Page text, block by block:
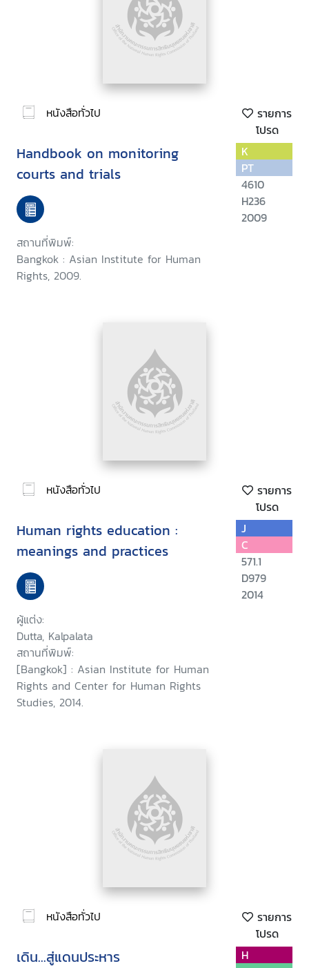
หนังสือทั่วไป
รายการ
โปรด
Handbook on monitoring
courts and trials
สถานที่พิมพ์:
Bangkok : Asian Institute for Human
Rights, 2009.
K
PT
4610
H236
2009
หนังสือทั่วไป
รายการ
โปรด
Human rights education :
meanings and practices
ผู้แต่ง:
Dutta, Kalpalata
สถานที่พิมพ์:
[Bangkok] : Asian Institute for Human
Rights and Center for Human Rights
Studies, 2014.
J
C
571.1
D979
2014
หนังสือทั่วไป
รายการ
โปรด
เดิน...สู่แดนประหาร
H